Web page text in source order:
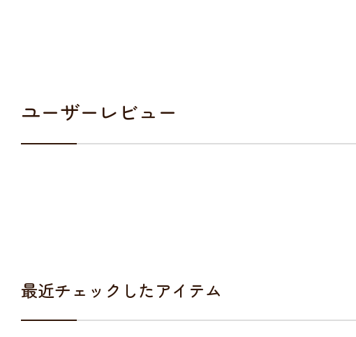
ユーザーレビュー
最近チェックしたアイテム